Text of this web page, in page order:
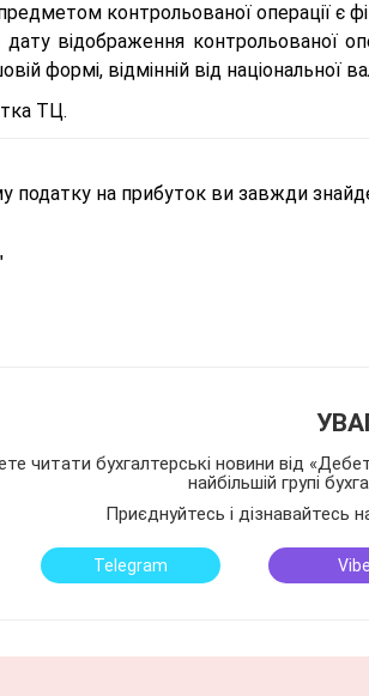
контрольованої операції є
відображення контрольованої
формі, відмінній від національної
ТЦ.
податку на прибуток ви завжди
читати бухгалтерські новини від
найбільшій групі
Приєднуйтесь і дізнавайтесь
Telegram